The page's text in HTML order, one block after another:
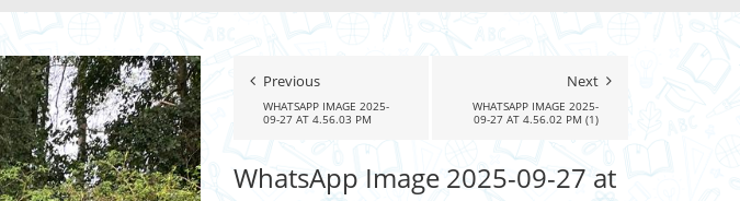
Previous
WHATSAPP IMAGE 2025-
09-27 AT 4.56.03 PM
Next
WHATSAPP IMAGE 2025-
09-27 AT 4.56.02 PM (1)
WhatsApp Image 2025-09-27 at